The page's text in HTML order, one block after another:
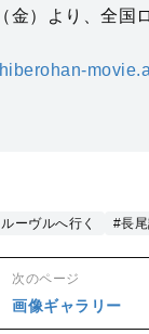
金）より、全国
ーヴルへ行く #長
次のページ
画像ギャラリー